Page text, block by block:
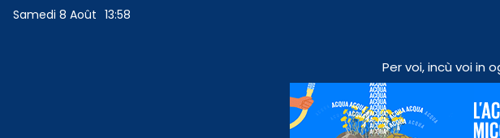
Samedi 8 Août 13:58
Per voi, incù voi in